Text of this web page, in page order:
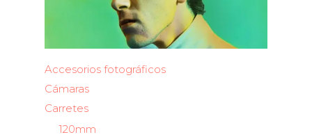
Accesorios fotográficos
Cámaras
Carretes
120mm